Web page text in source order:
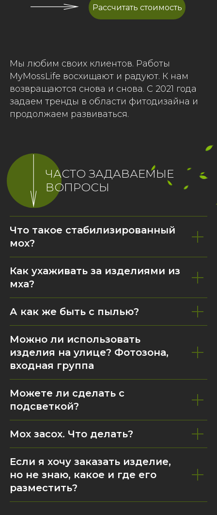
Рассчитать стоимость
Мы любим своих клиентов. Работы
MyMossLife восхищают и радуют. К нам
возвращаются снова и снова. С 2021 года
задаем тренды в области фитодизайна и
продолжаем развиваться.
ЧАСТО ЗАДАВАЕМЫЕ
ВОПРОСЫ
Что такое стабилизированный
мох?
Как ухаживать за изделиями из
мха?
А как же быть с пылью?
Можно ли использовать
изделия на улице? Фотозона,
входная группа
Можете ли сделать с
подсветкой?
Мох засох. Что делать?
Если я хочу заказать изделие,
но не знаю, какое и где его
разместить?